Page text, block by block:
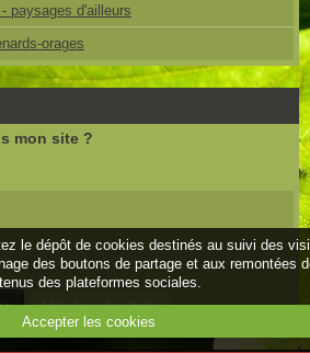
paysages d'ailleurs
orages
mon site ?
le dépôt de cookies destinés au suivi des
des boutons de partage et aux remontées
des plateformes sociales.
Accepter les cookies